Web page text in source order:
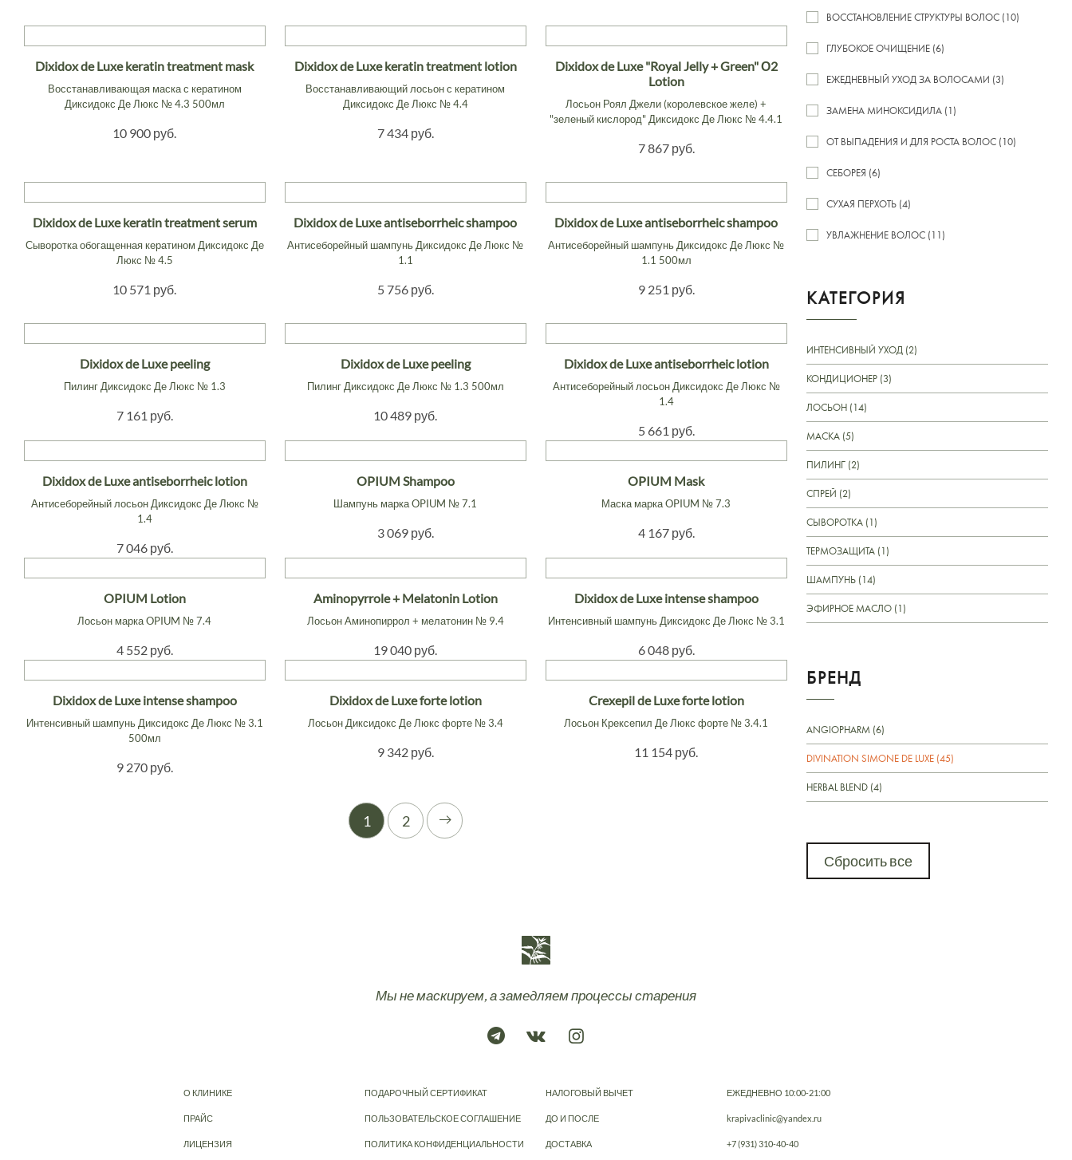
Dixidox de Luxe keratin treatment mask
Восстанавливающая маска с кератином
Диксидокс Де Люкс № 4.3 500мл
10 900 руб.
Dixidox de Luxe keratin treatment lotion
Восстанавливающий лосьон с кератином
Диксидокс Де Люкс № 4.4
7 434 руб.
Dixidox de Luxe "Royal Jelly + Green" О2
Lotion
Лосьон Роял Джели (королевское желе) +
"зеленый кислород" Диксидокс Де Люкс № 4.4.1
7 867 руб.
Dixidox de Luxe keratin treatment serum
Сыворотка обогащенная кератином Диксидокс Де
Люкс № 4.5
10 571 руб.
Dixidox de Luxe antiseborrheic shampoo
Антисеборейный шампунь Диксидокс Де Люкс №
1.1
5 756 руб.
Dixidox de Luxe antiseborrheic shampoo
Антисеборейный шампунь Диксидокс Де Люкс №
1.1 500мл
9 251 руб.
Dixidox de Luxe peeling
Пилинг Диксидокс Де Люкс № 1.3
7 161 руб.
Dixidox de Luxe peeling
Пилинг Диксидокс Де Люкс № 1.3 500мл
10 489 руб.
Dixidox de Luxe antiseborrheic lotion
Антисеборейный лосьон Диксидокс Де Люкс №
1.4
5 661 руб.
Dixidox de Luxe antiseborrheic lotion
Антисеборейный лосьон Диксидокс Де Люкс №
1.4
7 046 руб.
OPIUM Shampoo
Шампунь марка OPIUM № 7.1
3 069 руб.
OPIUM Mask
Маска марка OPIUM № 7.3
4 167 руб.
OPIUM Lotion
Лосьон марка OPIUM № 7.4
4 552 руб.
Aminopyrrole + Melatonin Lotion
Лосьон Аминопиррол + мелатонин № 9.4
19 040 руб.
Dixidox de Luxe intense shampoo
Интенсивный шампунь Диксидокс Де Люкс № 3.1
6 048 руб.
Dixidox de Luxe intense shampoo
Интенсивный шампунь Диксидокс Де Люкс № 3.1
500мл
9 270 руб.
Dixidox de Luxe forte lotion
Лосьон Диксидокс Де Люкс форте № 3.4
9 342 руб.
Crexepil de Luxe forte lotion
Лосьон Крексепил Де Люкс форте № 3.4.1
11 154 руб.
1 2
ВОССТАНОВЛЕНИЕ СТРУКТУРЫ ВОЛОС (10)
ГЛУБОКОЕ ОЧИЩЕНИЕ (6)
ЕЖЕДНЕВНЫЙ УХОД ЗА ВОЛОСАМИ (3)
ЗАМЕНА МИНОКСИДИЛА (1)
ОТ ВЫПАДЕНИЯ И ДЛЯ РОСТА ВОЛОС (10)
СЕБОРЕЯ (6)
СУХАЯ ПЕРХОТЬ (4)
УВЛАЖНЕНИЕ ВОЛОС (11)
КАТЕГОРИЯ
ИНТЕНСИВНЫЙ УХОД (2)
КОНДИЦИОНЕР (3)
ЛОСЬОН (14)
МАСКА (5)
ПИЛИНГ (2)
СПРЕЙ (2)
СЫВОРОТКА (1)
ТЕРМОЗАЩИТА (1)
ШАМПУНЬ (14)
ЭФИРНОЕ МАСЛО (1)
БРЕНД
ANGIOPHARM (6)
DIVINATION SIMONE DE LUXE (45)
HERBAL BLEND (4)
Сбросить все
Мы не маскируем, а замедляем процессы старения
О КЛИНИКЕ
ПРАЙС
ЛИЦЕНЗИЯ
ПОДАРОЧНЫЙ СЕРТИФИКАТ
ПОЛЬЗОВАТЕЛЬСКОЕ СОГЛАШЕНИЕ
ПОЛИТИКА КОНФИДЕНЦИАЛЬНОСТИ
НАЛОГОВЫЙ ВЫЧЕТ
ДО И ПОСЛЕ
ДОСТАВКА
ЕЖЕДНЕВНО 10:00-21:00
krapivaclinic@yandex.ru
+7 (931) 310-40-40